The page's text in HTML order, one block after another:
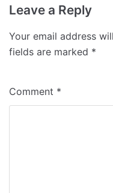
Leave a Reply
Your email address
fields are marked *
Comment *